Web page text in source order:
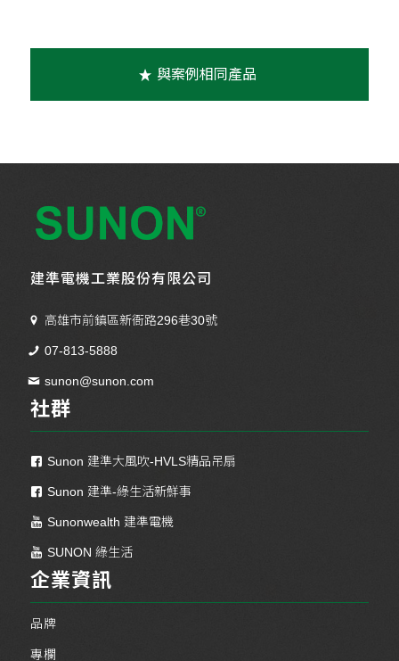
與案例相同產品
建準電機工業股份有限公司
高雄市前鎮區新衙路296巷30號
07-813-5888
sunon@sunon.com
社群
Sunon 建準大風吹-HVLS精品吊扇
Sunon 建準-綠生活新鮮事
Sunonwealth 建準電機
SUNON 綠生活
企業資訊
品牌
專欄